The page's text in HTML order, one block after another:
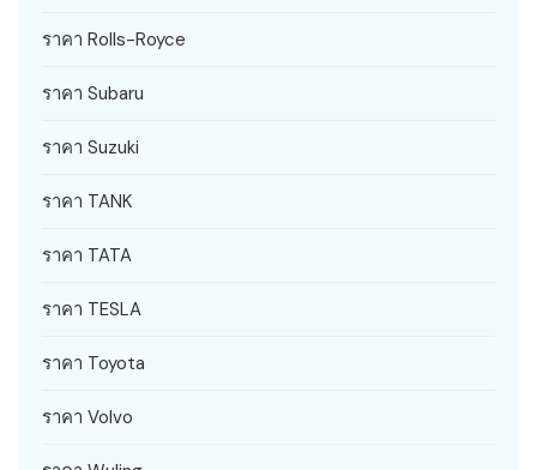
ราคา Rolls-Royce
ราคา Subaru
ราคา Suzuki
ราคา TANK
ราคา TATA
ราคา TESLA
ราคา Toyota
ราคา Volvo